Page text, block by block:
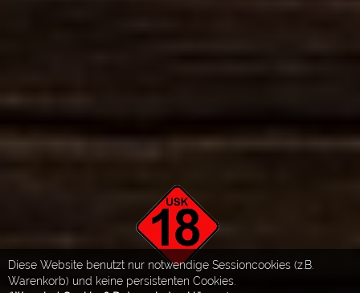
Diese Website benutzt nur notwendige Sessioncookies (z.B.
Warenkorb) und keine persistenten Cookies.